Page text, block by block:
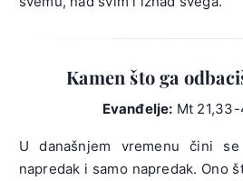
Kamen što ga
Evanđelje: Mt
U današnjem vremenu čini
napredak i samo napredak. Ono